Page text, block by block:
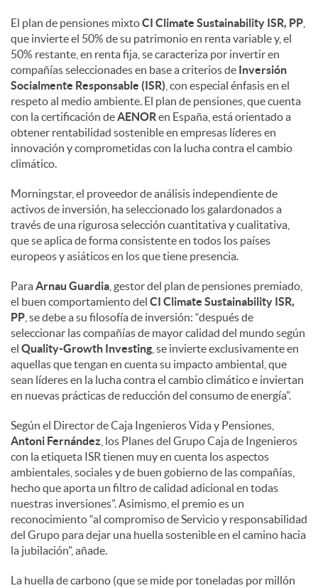
d
o
s
El plan de pensiones mixtoCI Climate Sustainability ISR, PP
que invierte el 50% de su patrimonio en renta variable y, el
50% restante, en renta fija, se caracteriza por invertir en
compañías seleccionades en base a criterios de Inversión
Socialmente Responsable (ISR) , con especial énfasis en el
respeto al medio ambiente. El plan de pensiones, que cuenta
con la certificación deAENORen España, está orientado a
obtener rentabilidad sostenible en empresas líderes en
innovación y comprometidas con la lucha contra el cambio
climático.
Morningstar, el proveedor de análisis independiente de
activos de inversión, ha seleccionado los galardonados a
través de una rigurosa selección cuantitativa y cualitativa,
que se aplica de forma consistente en todos los países
europeos y asiáticos en los que tiene presencia.
ParaArnau Guardia , gestor del plan de pensiones premiado,
el buen comportamiento del CI Climate Sustainability ISR,
PP , se debe a su filosofía de inversión: “después de
seleccionar las compañías de mayor calidad del mundo según
el Quality-Growth Investing , se invierte exclusivamente en
aquellas que tengan en cuenta su impacto ambiental, que
sean líderes en la lucha contra el cambio climático e inviertan
en nuevas prácticas de reducción del consumo de energía”.
Según el Director de Caja Ingenieros Vida y Pensiones,
Antoni Fernández , los Planes del Grupo Caja de Ingenieros
con la etiqueta ISR tienen muy en cuenta los aspectos
ambientales, sociales y de buen gobierno de las compañías,
hecho que aporta un filtro de calidad adicional en todas
nuestras inversiones”. Asimismo, el premio es un
reconocimiento “al compromiso de Servicio y responsabilidad
del Grupo para dejar una huella sostenible en el camino hacia
la jubilación”, añade.
La huella de carbono (que se mide por toneladas por millón